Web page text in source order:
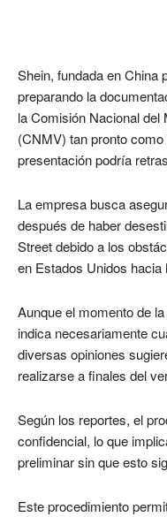
Shein, fundada en China
preparando la
la Comisión Nacional del
(CNMV) tan pronto
presentación podría
La empresa busca
después de haber
Street debido a los
en Estados Unidos
Aunque el momento de
indica necesariamente
diversas opiniones
realizarse a finales del
Según los reportes, el
confidencial, lo que
preliminar sin que esto
Este procedimiento